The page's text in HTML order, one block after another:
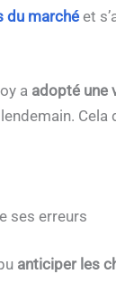
du marchéet
a adopté une
Cela
ses erreurs
anticiper les